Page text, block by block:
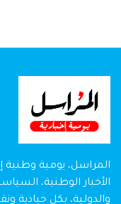
المراسل، يومية وطنية
الأخبار الوطنية،
والدولية، بكل حيادية